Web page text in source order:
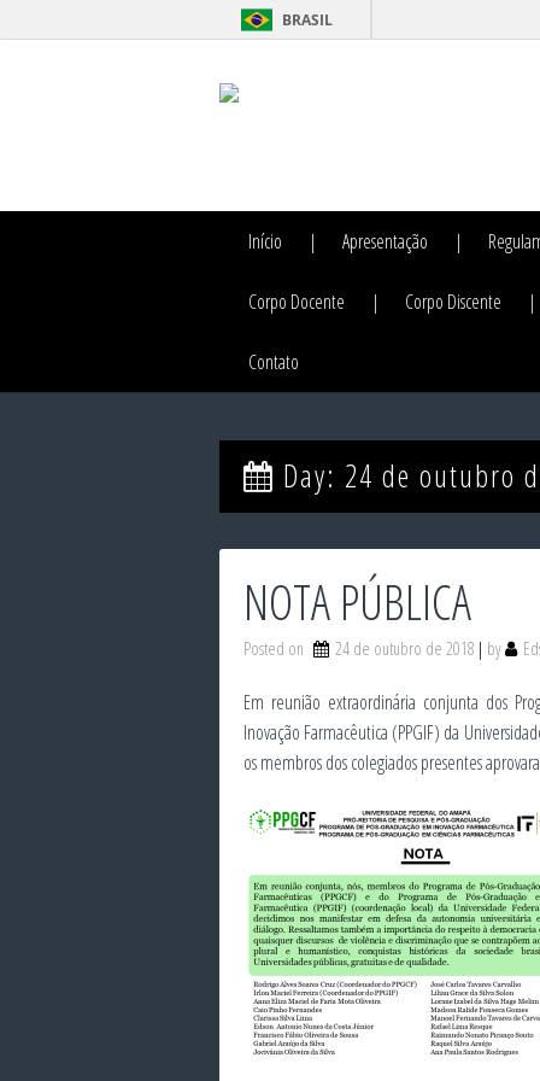
BRASIL
Início Apresentação
Corpo Docente Corpo Discente
Contato
Day: 24 de outubro
NOTA PÚBLICA
Posted on 24 de outubro de 2018 by
Em reunião extraordinária conjunta dos
Inovação Farmacêutica (PPGIF) da
os membros dos colegiados presentes